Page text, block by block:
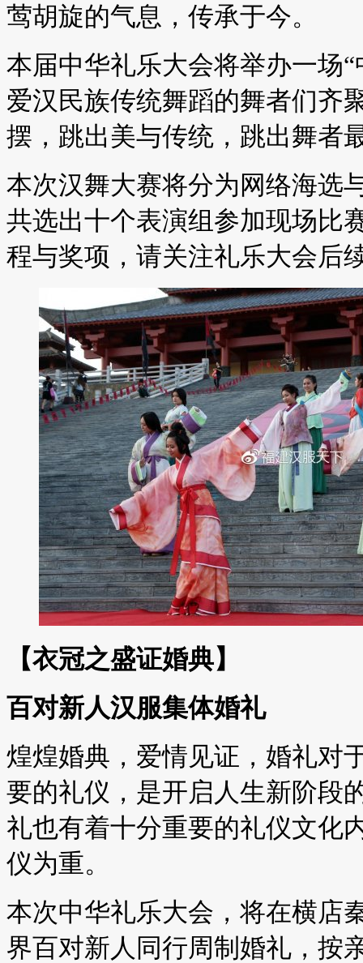
莺胡旋的气息，传承于今。
本届中华礼乐大会将举办一场
爱汉民族传统舞蹈的舞者们齐
摆，跳出美与传统，跳出舞者
本次汉舞大赛将分为网络海选
共选出十个表演组参加现场比
程与奖项，请关注礼乐大会后
【衣冠之盛证婚典】
百对新人汉服集体婚礼
煌煌婚典，爱情见证，婚礼对
要的礼仪，是开启人生新阶段
礼也有着十分重要的礼仪文化
仪为重。
本次中华礼乐大会，将在横店
界百对新人同行周制婚礼，按